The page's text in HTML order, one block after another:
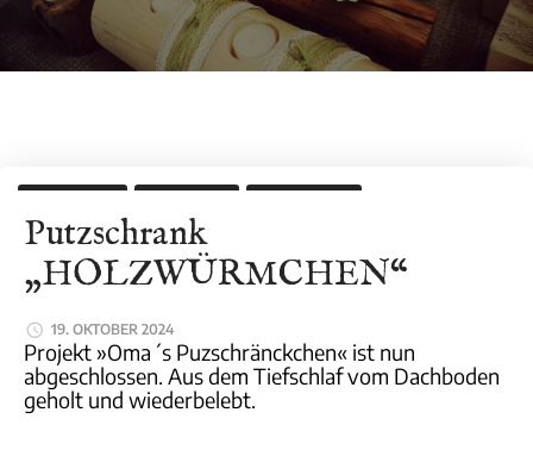
KOMMODE PROJEKTE UPCYCLING
Putzschrank
„HOLZWÜRMCHEN“
19. OKTOBER 2024
Projekt »Oma´s Puzschränckchen« ist nun
abgeschlossen. Aus dem Tiefschlaf vom Dachboden
geholt und wiederbelebt.